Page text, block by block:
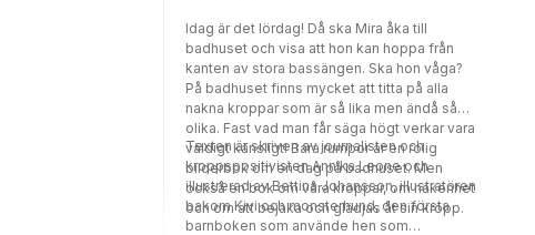
Idag är det lördag! Då ska Mira åka till
badhuset och visa att hon kan hoppa från
kanten av stora bassängen. Ska hon våga?
På badhuset finns mycket att titta på alla
nakna kroppar som är så lika men ändå så
olika. Fast vad man får säga högt verkar vara
väldigt känsligt! Bara rumpor är en rolig
bilderbok om en dag på badhuset. Men
också en bok om våra kroppar, om nakenhet
och om att bejaka och glädjas åt sin kropp.
Texten är skriven av journalisten och
kroppspositivisten Annika Leone och
illustrerad av Bettina Johansson, illustratören
bakom Kivi och monsterhund, den första
barnboken som använde hen som